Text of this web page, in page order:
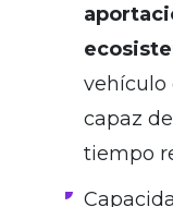
vehículo
capaz
tiempo